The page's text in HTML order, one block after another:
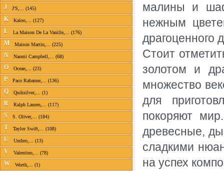
J J'S,... (145)
K Kaloo,... (127)
L La Maison De La Vanille,... (176)
M Maison Martin,... (225)
N Naomi Campbell,... (68)
O Ocean,... (23)
P Paco Rabanne,... (136)
Q Quiksilver,... (1)
R Ralph Lauren,... (117)
S S. Oliver,... (184)
T Taylor Swift,... (108)
U Umbro,... (13)
V Valentino,... (78)
W Worth,... (1)
малины и
нежным
драгоценного
Стоит
золотом и
множество
для
покоряют
древесные,
сладкими
на успех